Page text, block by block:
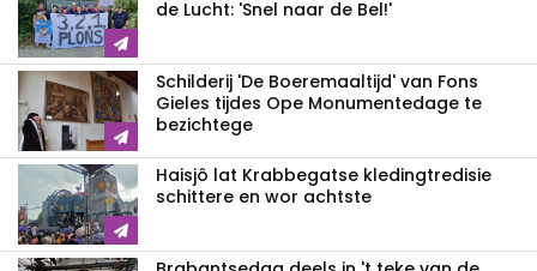
de Lucht: 'Snel naar de Bel!'
Schilderij 'De Boeremaaltijd' van Fons
Gieles tijdes Ope Monumentedage te
bezichtege
Haisjô lat Krabbegatse kledingtredisie
schittere en wor achtste